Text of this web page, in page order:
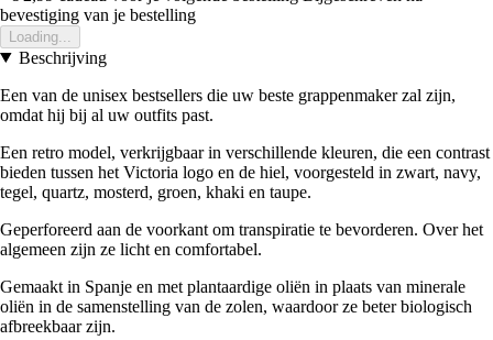
bevestiging van je bestelling
Loading...
Beschrijving
Een van de unisex bestsellers die uw beste grappenmaker zal zijn,
omdat hij bij al uw outfits past.
Een retro model, verkrijgbaar in verschillende kleuren, die een contrast
bieden tussen het Victoria logo en de hiel, voorgesteld in zwart, navy,
tegel, quartz, mosterd, groen, khaki en taupe.
Geperforeerd aan de voorkant om transpiratie te bevorderen. Over het
algemeen zijn ze licht en comfortabel.
Gemaakt in Spanje en met plantaardige oliën in plaats van minerale
oliën in de samenstelling van de zolen, waardoor ze beter biologisch
afbreekbaar zijn.